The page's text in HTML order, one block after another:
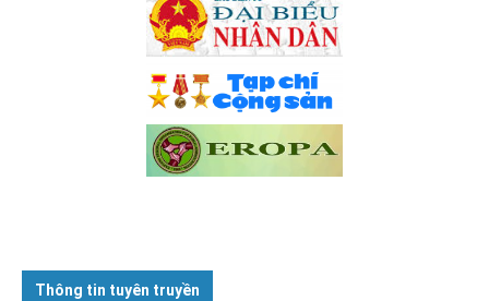
Thông tin tuyên truyền